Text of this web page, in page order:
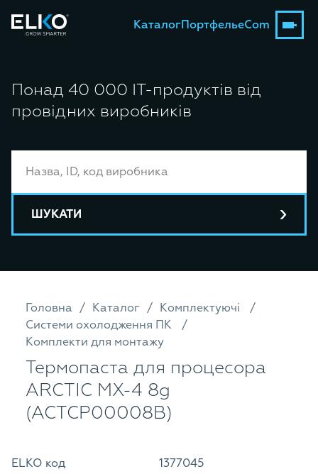
КаталогПортфельeCom
Понад 40 000 ІТ-продуктів від
провідних виробників
ШУКАТИ
Головна Каталог
Комплектуючі
Системи охолодження ПК
Комплекти для монтажу
Термопаста для процесора
ARCTIC MX-4 8g
(ACTCP00008B)
ELKO код 1377045